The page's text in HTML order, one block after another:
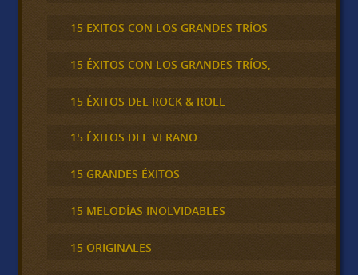
15 EXITOS CON LOS GRANDES TRÍOS
15 ÉXITOS CON LOS GRANDES TRÍOS,
15 ÉXITOS DEL ROCK & ROLL
15 ÉXITOS DEL VERANO
15 GRANDES ÉXITOS
15 MELODÍAS INOLVIDABLES
15 ORIGINALES